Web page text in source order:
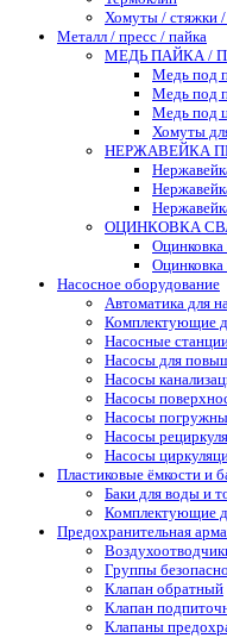
Хомуты / стяжки
Металл / пресс / пайка
МЕДЬ ПАЙКА /
Медь под
Медь под
Медь под
Хомуты
НЕРЖАВЕЙКА
ОЦИНКОВКА
Оцинковка
Оцинковка
Насосное оборудование
Автоматика для
Комплектующие
Насосные
Насосы для
Насосы
Насосы
Насосы
Насосы
Насосы
Пластиковые ёмкости и
Баки для воды и
Комплектующие
Предохранительная
Группы
Клапан обратный
Клапан
Клапаны